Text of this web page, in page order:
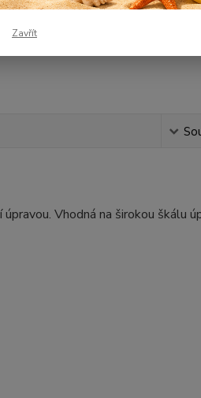
Spokojení
Vhodná na širokou škálu
Zavřít